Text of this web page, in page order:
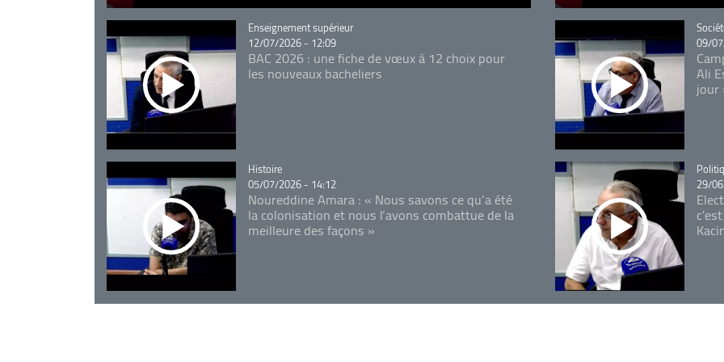
Catégorie
Enseignement supérieur
12/07/2026 - 12:09
BAC 2026 : une fiche de vœux à 12 choix pour
les nouveaux bacheliers
09/
Ali
jour
Catégorie
Histoire
05/07/2026 - 14:12
Noureddine Amara : « Nous savons ce qu’a été
la colonisation et nous l’avons combattue de la
meilleure des façons »
29/